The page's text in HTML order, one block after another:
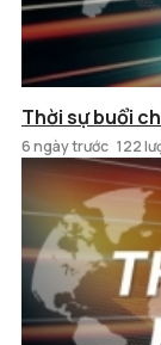
Thời sự buổi
6 ngày trước 122